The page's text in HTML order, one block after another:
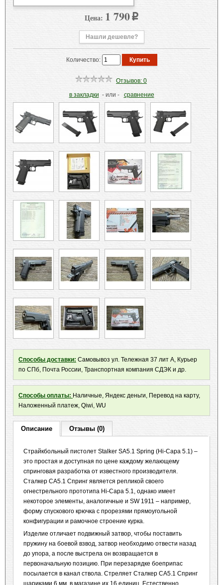
Цена: 1 790 p
Нашли дешевле?
Количество:
Отзывов: 0
в закладки - или - сравнение
Способы доставки: Самовывоз ул. Тележная 37 лит А, Курьер
по СПб, Почта России, Транспортная компания СДЭК и др.
Способы оплаты: Наличные, Яндекс деньги, Перевод на карту,
Наложенный платеж, Qiwi, WU
Описание Отзывы (0)
Страйкбольный пистолет Stalker SA5.1 Spring (Hi-Capa 5.1) –
это простая и доступная по цене каждому желающему
спринговая разработка от известного производителя.
Сталкер СА5.1 Спринг является репликой своего
огнестрельного прототипа Hi-Capa 5.1, однако имеет
некоторое элементы, аналогичные и SW 1911 – например,
форму спускового крючка с прорезями прямоугольной
конфигурации и рамочное строение курка.
Изделие отличает подвижный затвор, чтобы поставить
пружину на боевой взвод, затвор необходимо отвести назад
до упора, а после выстрела он возвращается в
первоначальную позицию. При перезарядке боеприпас
посылается в канал ствола. Стреляет Сталкер СА5.1 Спринг
шариками 6 мм, в магазине их 16 единиц. Естественно,